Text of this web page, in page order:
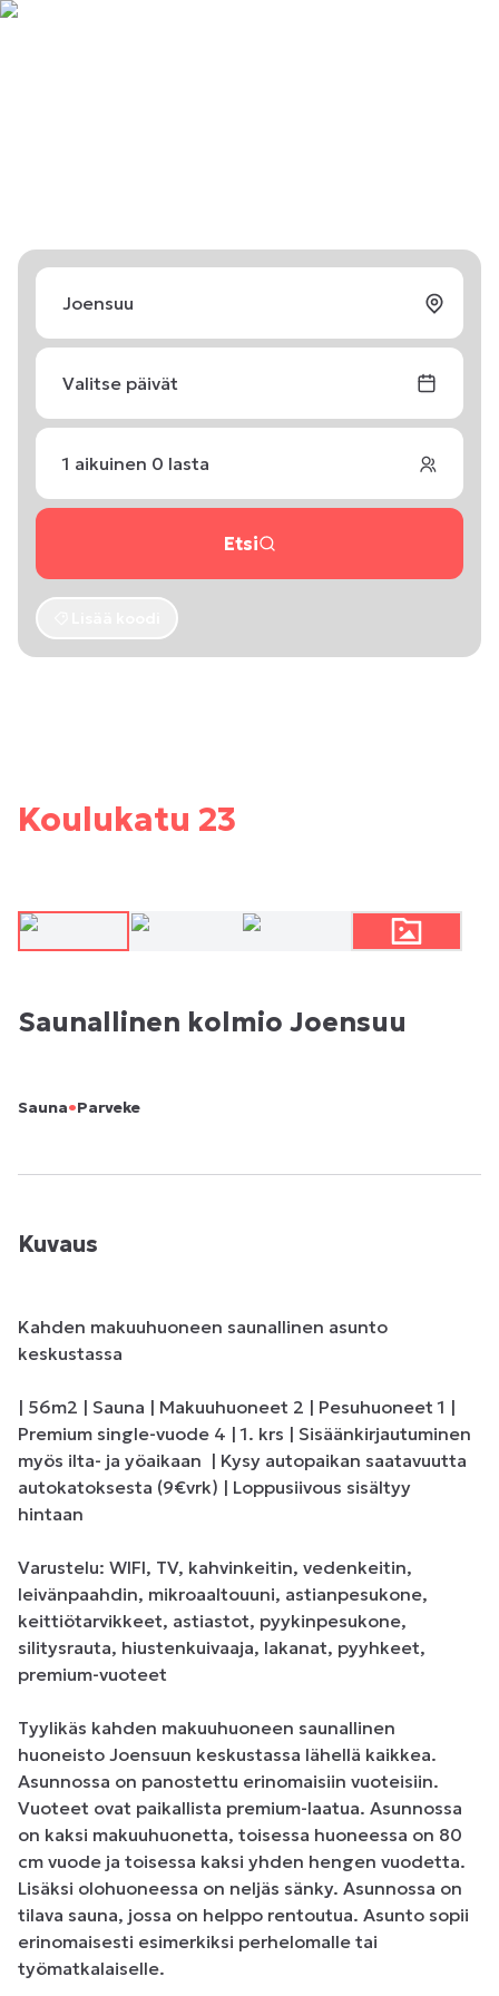
Valitse päivät
1 aikuinen 0 lasta
Etsi
Koulukatu 23
Saunallinen kolmio Joensuu
Sauna•Parveke
Kuvaus
Kahden makuuhuoneen saunallinen asunto
keskustassa
| 56m2 | Sauna | Makuuhuoneet 2 | Pesuhuoneet 1 |
Premium single-vuode 4 | 1. krs | Sisäänkirjautuminen
myös ilta- ja yöaikaan  | Kysy autopaikan saatavuutta
autokatoksesta (9€vrk) | Loppusiivous sisältyy
hintaan
Varustelu: WIFI, TV, kahvinkeitin, vedenkeitin,
leivänpaahdin, mikroaaltouuni, astianpesukone,
keittiötarvikkeet, astiastot, pyykinpesukone,
silitysrauta, hiustenkuivaaja, lakanat, pyyhkeet,
premium-vuoteet
Tyylikäs kahden makuuhuoneen saunallinen
huoneisto Joensuun keskustassa lähellä kaikkea.
Asunnossa on panostettu erinomaisiin vuoteisiin.
Vuoteet ovat paikallista premium-laatua. Asunnossa
on kaksi makuuhuonetta, toisessa huoneessa on 80
cm vuode ja toisessa kaksi yhden hengen vuodetta.
Lisäksi olohuoneessa on neljäs sänky. Asunnossa on
tilava sauna, jossa on helppo rentoutua. Asunto sopii
erinomaisesti esimerkiksi perhelomalle tai
työmatkalaiselle.